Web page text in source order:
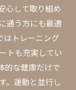
心して取り組め
通う方にも最適
はトレーニング
トも充実してい
的な健康だけで
。運動と並行し